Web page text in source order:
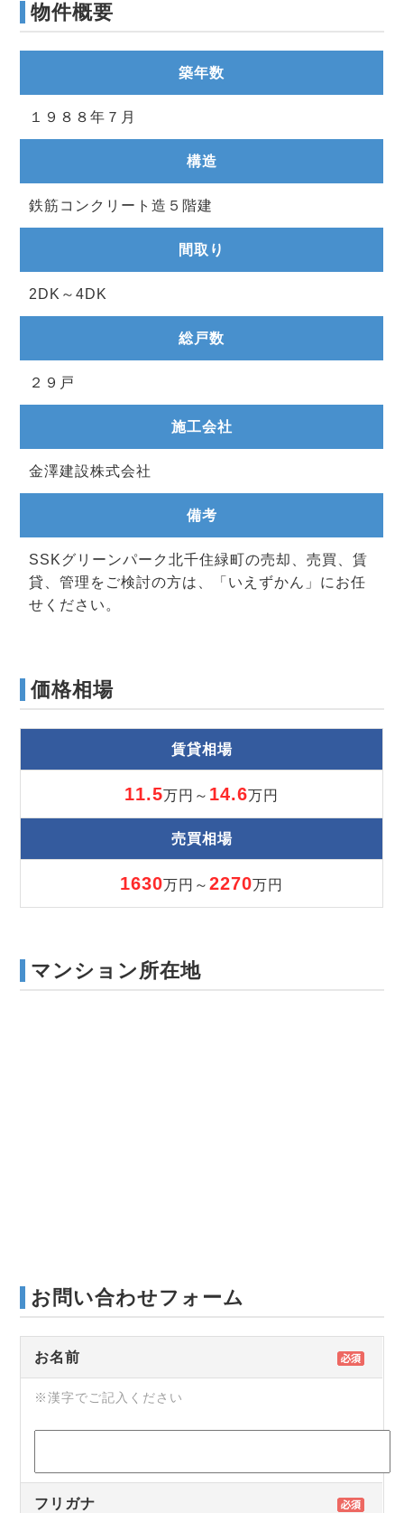
物件概要
築年数
１９８８年７月
構造
鉄筋コンクリート造５階建
間取り
2DK～4DK
総戸数
２９戸
施工会社
金澤建設株式会社
備考
SSKグリーンパーク北千住緑町の売却、売買、賃
貸、管理をご検討の方は、「いえずかん」にお任
せください。
価格相場
賃貸相場
11.5万円～ 14.6万円
売買相場
1630万円～2270万円
マンション所在地
お問い合わせフォーム
お名前
※漢字でご記入ください
フリガナ